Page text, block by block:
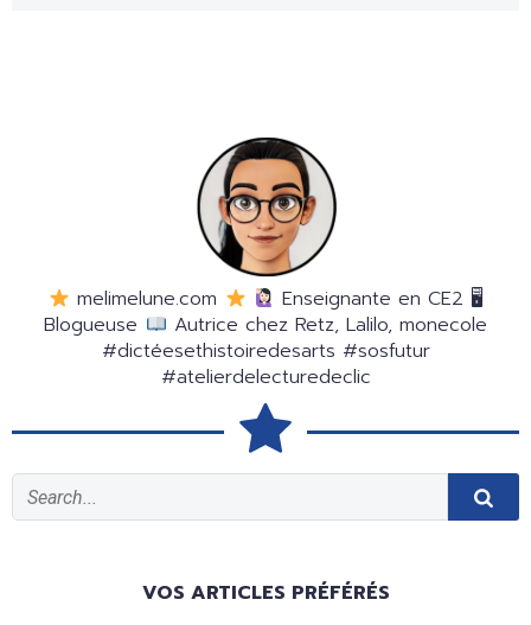
melimelune.com
Enseignante en CE2 🖥
Blogueuse
Autrice chez Retz, Lalilo, monecole
#dictéesethistoiredesarts #sosfutur
#atelierdelecturedeclic
VOS ARTICLES PRÉFÉRÉS